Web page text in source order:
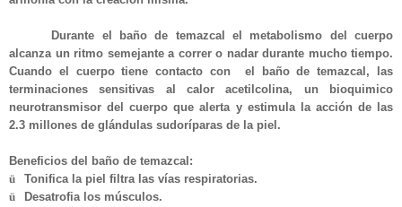
Durante el baño de temazcal el metabolismo del cuerpo
alcanza un ritmo semejante a correr o nadar durante mucho tiempo.
Cuando el cuerpo tiene contacto con el baño de temazcal, las
terminaciones sensitivas al calor acetilcolina, un bioquimico
neurotransmisor del cuerpo que alerta y estimula la acción de las
2.3 millones de glándulas sudoríparas de la piel.
Beneficios del baño de temazcal:
ü
Tonifica la piel filtra las vías respiratorias.
ü
Desatrofia los músculos.